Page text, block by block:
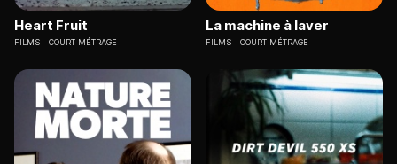
Heart Fruit
FILMS COURT-MÉTRAGE
La machine à laver
FILMS COURT-MÉTRAGE